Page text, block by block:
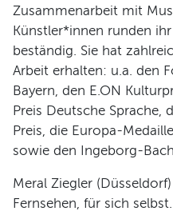
Zusammenarbeit mit
Künstler*innen runden
beständig. Sie hat
Arbeit erhalten: u.a. den
Bayern, den E.ON
Preis Deutsche
Preis, die Europa-
sowie den Ingeborg-
Meral Ziegler
Fernsehen, für sich